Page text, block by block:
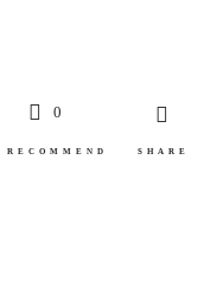
0
RECOMMEND SHARE